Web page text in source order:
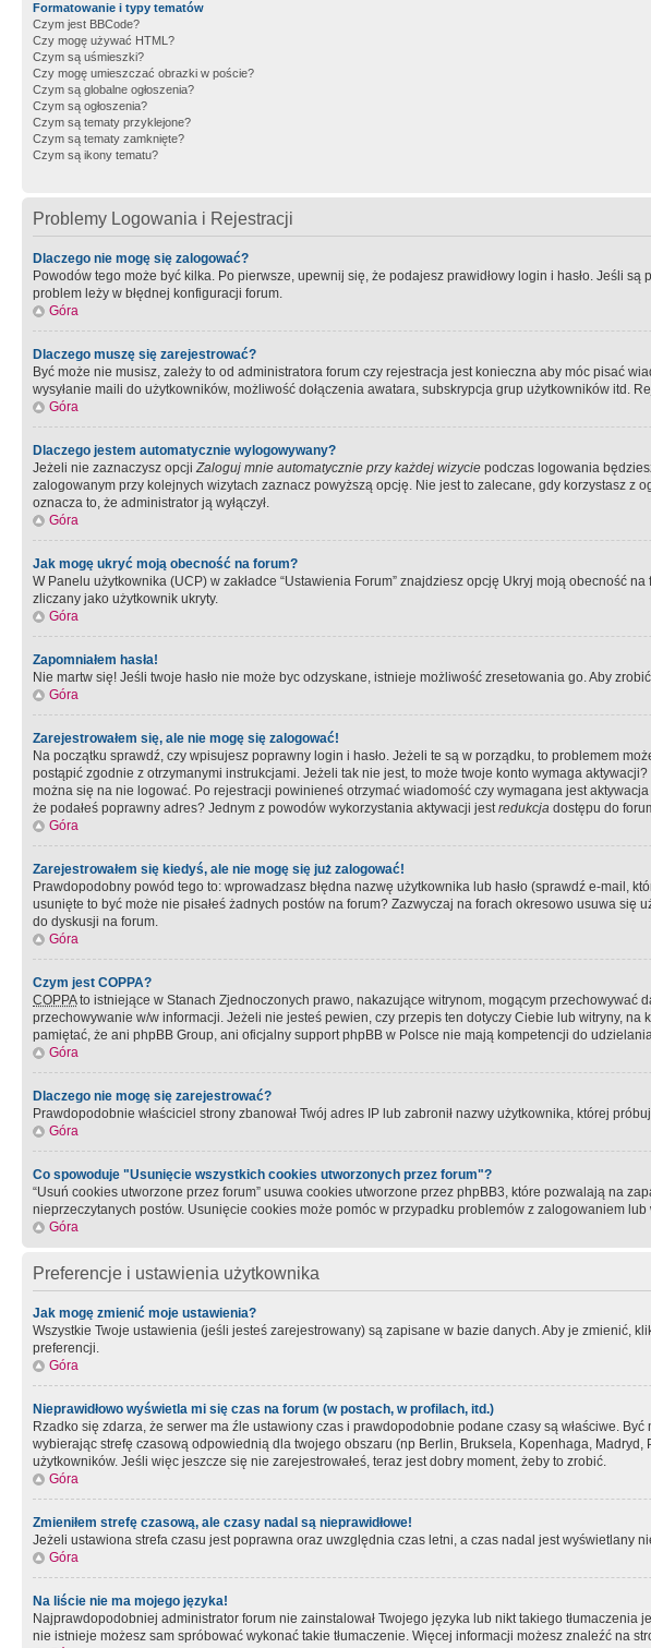
Formatowanie i typy tematów
Czym jest BBCode?
Czy mogę używać HTML?
Czym są uśmieszki?
Czy mogę umieszczać obrazki w poście?
Czym są globalne ogłoszenia?
Czym są ogłoszenia?
Czym są tematy przyklejone?
Czym są tematy zamknięte?
Czym są ikony tematu?
Problemy Logowania i Rejestracji
Dlaczego nie mogę się zalogować?
Powodów tego może być kilka. Po pierwsze, upewnij się, że podajesz prawidłowy login i hasło. Jeśli
problem leży w błędnej konfiguracji forum.
Góra
Dlaczego muszę się zarejestrować?
Być może nie musisz, zależy to od administratora forum czy rejestracja jest konieczna aby móc pisać
wysyłanie maili do użytkowników, możliwość dołączenia awatara, subskrypcja grup użytkowników itd.
Góra
Dlaczego jestem automatycznie wylogowywany?
Jeżeli nie zaznaczysz opcjiZaloguj mnie automatycznie przy każdej wizycie podczas logowania
zalogowanym przy kolejnych wizytach zaznacz powyższą opcję. Nie jest to zalecane, gdy korzystasz
oznacza to, że administrator ją wyłączył.
Góra
Jak mogę ukryć moją obecność na forum?
W Panelu użytkownika (UCP) w zakładce “Ustawienia Forum” znajdziesz opcję Ukryj moją obecność
zliczany jako użytkownik ukryty.
Góra
Zapomniałem hasła!
Nie martw się! Jeśli twoje hasło nie może byc odzyskane, istnieje możliwość zresetowania go. Aby
Góra
Zarejestrowałem się, ale nie mogę się zalogować!
Na początku sprawdź, czy wpisujesz poprawny login i hasło. Jeżeli te są w porządku, to problemem
postąpić zgodnie z otrzymanymi instrukcjami. Jeżeli tak nie jest, to może twoje konto wymaga
można się na nie logować. Po rejestracji powinieneś otrzymać wiadomość czy wymagana jest
że podałeś poprawny adres? Jednym z powodów wykorzystania aktywacji jestredukcja dostępu do
Góra
Zarejestrowałem się kiedyś, ale nie mogę się już zalogować!
Prawdopodobny powód tego to: wprowadzasz błędna nazwę użytkownika lub hasło (sprawdź e-mail,
usunięte to być może nie pisałeś żadnych postów na forum? Zazwyczaj na forach okresowo usuwa
do dyskusji na forum.
Góra
Czym jest COPPA?
COPPAto istniejące w Stanach Zjednoczonych prawo, nakazujące witrynom, mogącym
przechowywanie w/w informacji. Jeżeli nie jesteś pewien, czy przepis ten dotyczy Ciebie lub witryny,
pamiętać, że ani phpBB Group, ani oficjalny support phpBB w Polsce nie mają kompetencji do
Góra
Dlaczego nie mogę się zarejestrować?
Prawdopodobnie właściciel strony zbanował Twój adres IP lub zabronił nazwy użytkownika, której
Góra
Co spowoduje "Usunięcie wszystkich cookies utworzonych przez forum"?
“Usuń cookies utworzone przez forum” usuwa cookies utworzone przez phpBB3, które pozwalają na
nieprzeczytanych postów. Usunięcie cookies może pomóc w przypadku problemów z zalogowaniem
Góra
Preferencje i ustawienia użytkownika
Jak mogę zmienić moje ustawienia?
Wszystkie Twoje ustawienia (jeśli jesteś zarejestrowany) są zapisane w bazie danych. Aby je zmienić,
preferencji.
Góra
Nieprawidłowo wyświetla mi się czas na forum (w postach, w profilach, itd.)
Rzadko się zdarza, że serwer ma źle ustawiony czas i prawdopodobnie podane czasy są właściwe.
wybierając strefę czasową odpowiednią dla twojego obszaru (np Berlin, Bruksela, Kopenhaga,
użytkowników. Jeśli więc jeszcze się nie zarejestrowałeś, teraz jest dobry moment, żeby to zrobić.
Góra
Zmieniłem strefę czasową, ale czasy nadal są nieprawidłowe!
Jeżeli ustawiona strefa czasu jest poprawna oraz uwzględnia czas letni, a czas nadal jest wyświetlany
Góra
Na liście nie ma mojego języka!
Najprawdopodobniej administrator forum nie zainstalował Twojego języka lub nikt takiego
nie istnieje możesz sam spróbować wykonać takie tłumaczenie. Więcej informacji możesz znaleźć na